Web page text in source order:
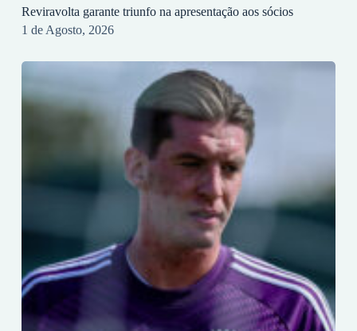
Reviravolta garante triunfo na apresentação aos sócios
1 de Agosto, 2026